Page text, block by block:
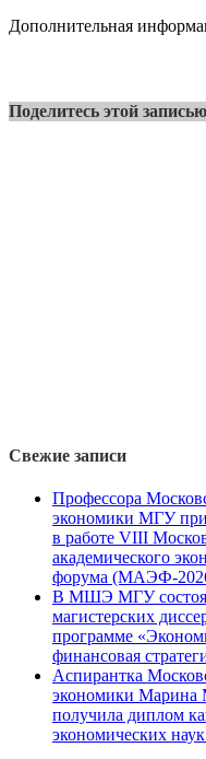
Дополнительная
Поделитесь этой
Свежие записи
Профессора
экономики МГУ
в работе VIII
академического
форума (МАЭФ-
В МШЭ МГУ
магистерских
программе
финансовая
Аспирантка
экономики Марина
получила диплом
экономических